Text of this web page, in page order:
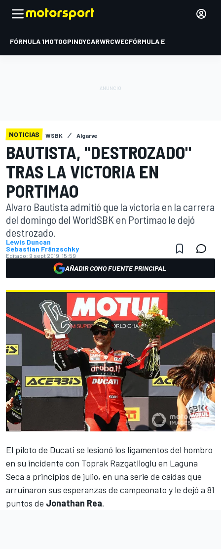
FÓRMULA 1MOTOGPINDYCARWRCWECFÓRMULA E
NOTICIAS WSBK Algarve
BAUTISTA, "DESTROZADO"
TRAS LA VICTORIA EN
PORTIMAO
Alvaro Bautista admitió que la victoria en la carrera
del domingo del WorldSBK en Portimao le dejó
destrozado.
Lewis Duncan
Sebastian Fränzschky
Editado: 9 sept 2019, 15:59
AÑADIR COMO FUENTE PRINCIPAL
El piloto de Ducati se lesionó los ligamentos del hombro
en su incidente con Toprak Razgatlioglu en Laguna
Seca a principios de julio, en una serie de caídas que
arruinaron sus esperanzas de campeonato y le dejó a 81
puntos de Jonathan Rea.